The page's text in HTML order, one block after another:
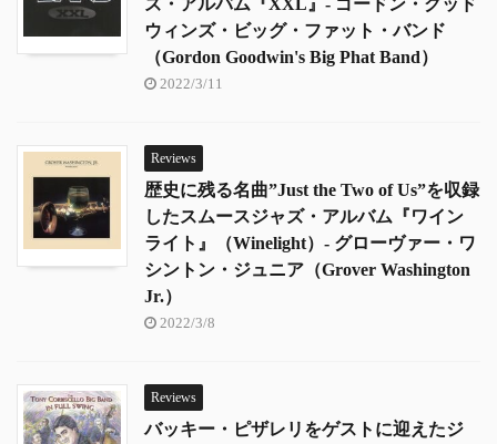
ウィンズ・ビッグ・ファット・バンド
（Gordon Goodwin's Big Phat Band）
2022/3/11
Reviews
歴史に残る名曲”Just the Two of Us”を収録
したスムースジャズ・アルバム『ワイン
ライト』（Winelight）- グローヴァー・ワ
シントン・ジュニア（Grover Washington
Jr.）
2022/3/8
Reviews
バッキー・ピザレリをゲストに迎えたジ